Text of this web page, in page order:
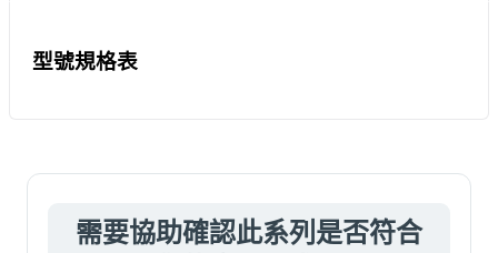
型號規格表
需要協助確認此系列是否符合